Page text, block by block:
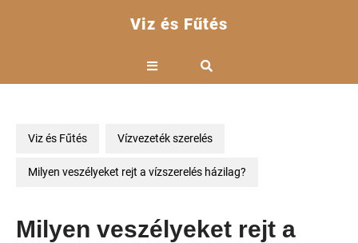
Viz és Fűtés
Open
Viz és Fűtés Vízvezeték szerelés
Milyen veszélyeket rejt a vízszerelés házilag?
Milyen veszélyeket rejt a